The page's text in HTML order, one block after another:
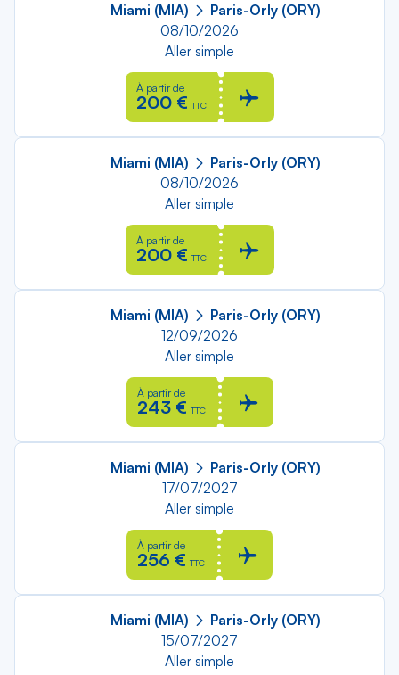
Miami (MIA)
Paris-Orly (ORY)
08/10/2026
Aller simple
À partir de
200 € TTC
Miami (MIA)
Paris-Orly (ORY)
08/10/2026
Aller simple
À partir de
200 € TTC
Miami (MIA)
Paris-Orly (ORY)
12/09/2026
Aller simple
À partir de
243 € TTC
Miami (MIA)
Paris-Orly (ORY)
17/07/2027
Aller simple
À partir de
256 € TTC
Miami (MIA)
Paris-Orly (ORY)
15/07/2027
Aller simple